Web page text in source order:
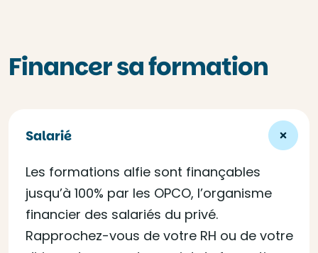
Financer sa formation
Salarié
Les formations alfie sont finançables
jusqu’à 100% par les OPCO, l’organisme
financier des salariés du privé.
Rapprochez-vous de votre RH ou de votre